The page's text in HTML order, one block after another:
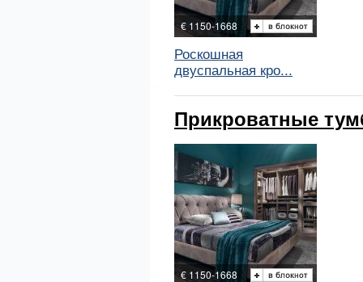
€ 1150-1668
Роскошная
двуспальная кро...
Прикроватные
€ 1150-1668